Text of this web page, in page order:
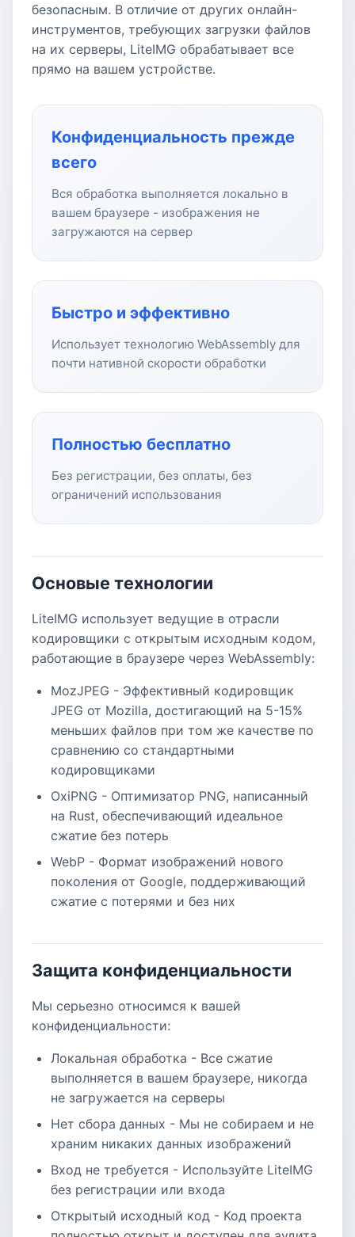
безопасным. В отличие от других онлайн-
инструментов, требующих загрузки файлов
на их серверы, LiteIMG обрабатывает все
прямо на вашем устройстве.
Конфиденциальность прежде
всего
Вся обработка выполняется локально в
вашем браузере - изображения не
загружаются на сервер
Быстро и эффективно
Использует технологию WebAssembly для
почти нативной скорости обработки
Полностью бесплатно
Без регистрации, без оплаты, без
ограничений использования
Основые технологии
LiteIMG использует ведущие в отрасли
кодировщики с открытым исходным кодом,
работающие в браузере через WebAssembly:
MozJPEG - Эффективный кодировщик
JPEG от Mozilla, достигающий на 5-15%
меньших файлов при том же качестве по
сравнению со стандартными
кодировщиками
OxiPNG - Оптимизатор PNG, написанный
на Rust, обеспечивающий идеальное
сжатие без потерь
WebP - Формат изображений нового
поколения от Google, поддерживающий
сжатие с потерями и без них
Защита конфиденциальности
Мы серьезно относимся к вашей
конфиденциальности:
Локальная обработка - Все сжатие
выполняется в вашем браузере, никогда
не загружается на серверы
Нет сбора данных - Мы не собираем и не
храним никаких данных изображений
Вход не требуется - Используйте LiteIMG
без регистрации или входа
Открытый исходный код - Код проекта